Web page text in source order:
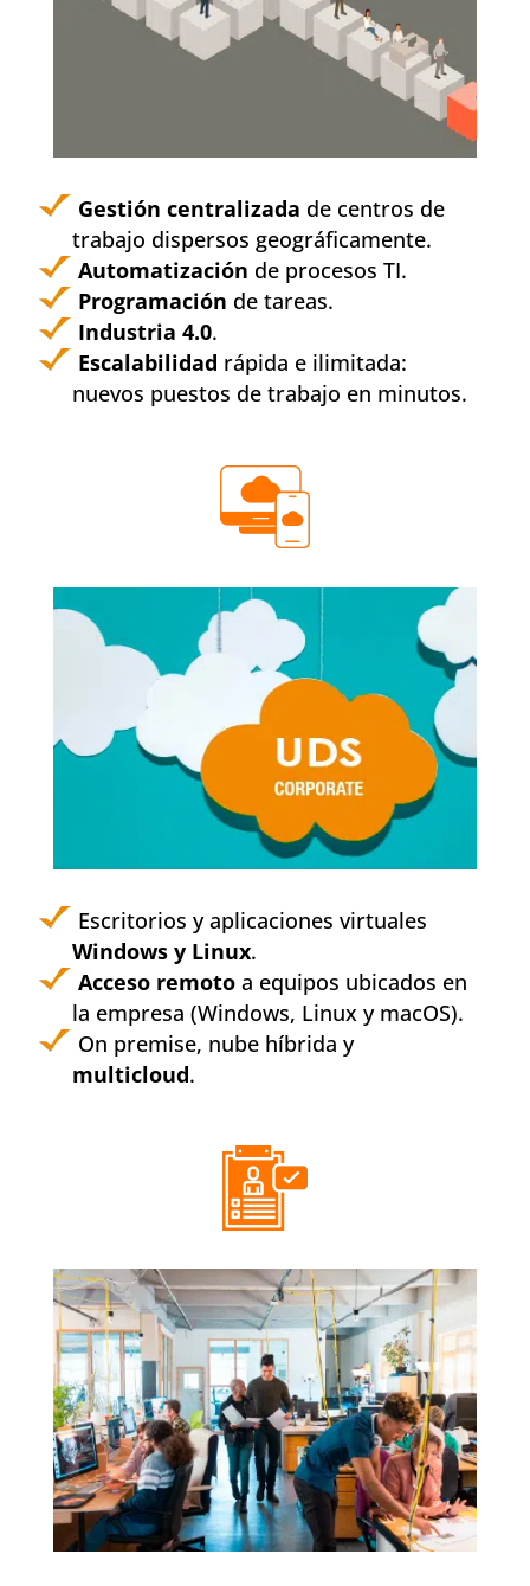
Gestión centralizada de centros de
trabajo dispersos geográficamente.
Automatización de procesos TI.
Programación de tareas.
Industria 4.0.
Escalabilidad rápida e ilimitada:
nuevos puestos de trabajo en minutos.
Escritorios y aplicaciones virtuales
Windows y Linux.
Acceso remotoa equipos ubicados en
la empresa (Windows, Linux y macOS).
On premise, nube híbrida y
multicloud.